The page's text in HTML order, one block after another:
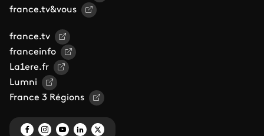
france.tv&vous
france.tv
franceinfo
La1ere.fr
Lumni
France 3 Régions